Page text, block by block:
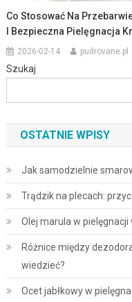
Co Stosować Na
I Bezpieczna Pielęgnacja
2026-02-14 pudrovane.pl
Szukaj
OSTATNIE WPISY
Jak samodzielnie
Trądzik na plecach:
Olej marula w pielęgnacji
Różnice między
wiedzieć?
Ocet jabłkowy w